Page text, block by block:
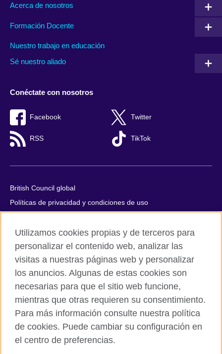
Acerca de nosotros
Formación Docente
Nuestro trabajo en educación
Sé nuestro aliado
Conéctate con nosotros
Facebook Twitter
RSS TikTok
British Council global
Políticas de privacidad y condiciones de uso
Cookies
Quejas y comentarios
Mapa del sitio
© 2026 British Council
All cultural activities in Mexico are carried out by British Council
Asociados A.C., a not-for-profit entity established to undertake
cultural activities, including the promotion and diffusion of British
culture in Mexico, the fostering of cultural relations and mutual
understanding, the promotion of the English language, and the
Utilizamos cookies propias y de terceros para
personalizar el contenido web, analizar las
visitas a nuestras páginas web y personalizar
los anuncios. Algunas de estas cookies son
necesarias para que el sitio web funcione,
mientras que otras requieren su consentimiento.
Para más información consulte nuestra política
de cookies. Puede cambiar su configuración en
el centro de preferencias.